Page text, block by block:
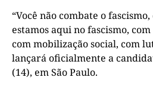
“Você não combate o
estamos aqui no fascismo,
com mobilização social, com
lançará oficialmente a
(14), em São Paulo.